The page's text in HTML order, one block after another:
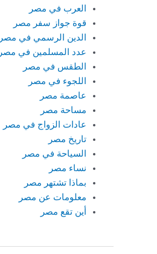
العرب في مصر
قوة جواز سفر مصر
الدين الرسمي في مصر
عدد المسلمين في مصر
الطقس في مصر
اللجوء في مصر
عاصمة مصر
مساحة مصر
عادات الزواج في مصر
تاريخ مصر
السياحة في مصر
نساء مصر
بماذا تشتهر مصر
معلومات عن مصر
أين تقع مصر